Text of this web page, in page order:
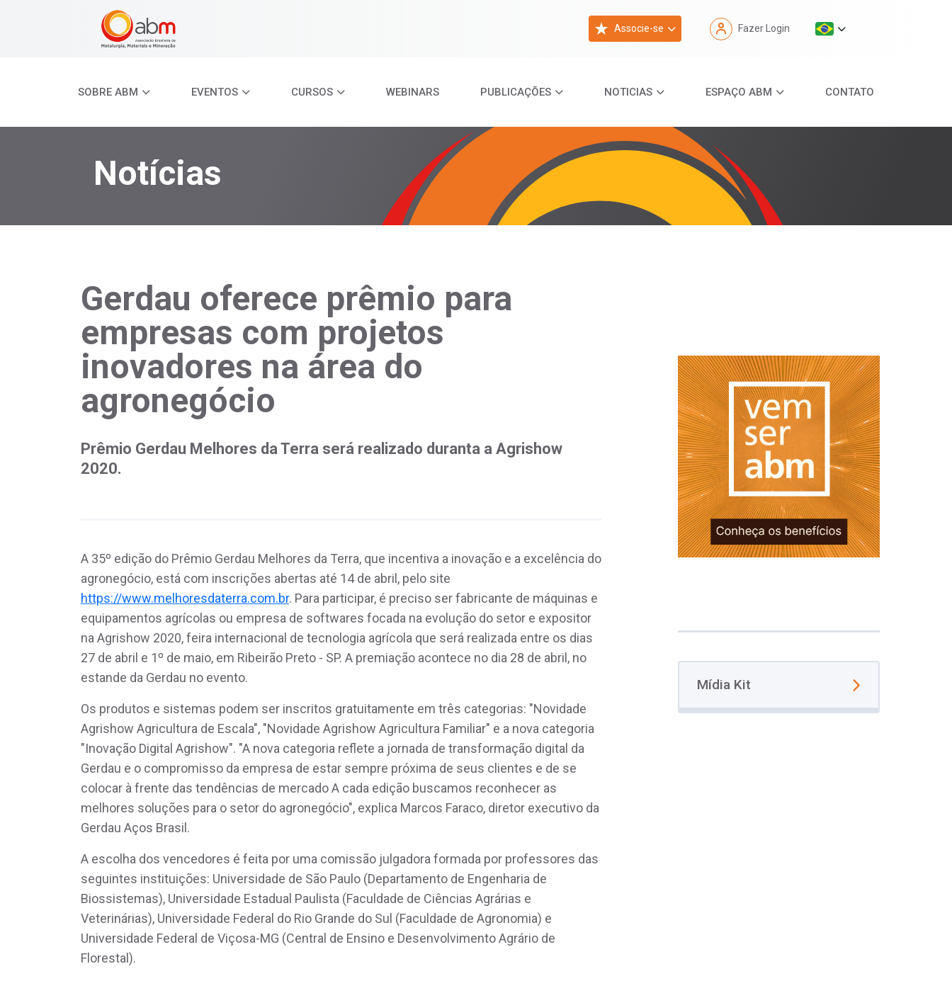
Associe-se Fazer Login
SOBRE ABM EVENTOS CURSOS WEBINARS PUBLICAÇÕES NOTICIAS ESPAÇO ABM CONTATO
Notícias
Gerdau oferece prêmio para
empresas com projetos
inovadores na área do
agronegócio
Prêmio Gerdau Melhores da Terra será realizado duranta a Agrishow
2020.
A 35º edição do Prêmio Gerdau Melhores da Terra, que incentiva a inovação e a excelência do
agronegócio, está com inscrições abertas até 14 de abril, pelo site
https://www.melhoresdaterra.com.br. Para participar, é preciso ser fabricante de máquinas e
equipamentos agrícolas ou empresa de softwares focada na evolução do setor e expositor
na Agrishow 2020, feira internacional de tecnologia agrícola que será realizada entre os dias
27 de abril e 1º de maio, em Ribeirão Preto - SP. A premiação acontece no dia 28 de abril, no
estande da Gerdau no evento.
Os produtos e sistemas podem ser inscritos gratuitamente em três categorias: "Novidade
Agrishow Agricultura de Escala", "Novidade Agrishow Agricultura Familiar" e a nova categoria
"Inovação Digital Agrishow". "A nova categoria reflete a jornada de transformação digital da
Gerdau e o compromisso da empresa de estar sempre próxima de seus clientes e de se
colocar à frente das tendências de mercado A cada edição buscamos reconhecer as
melhores soluções para o setor do agronegócio", explica Marcos Faraco, diretor executivo da
Gerdau Aços Brasil.
A escolha dos vencedores é feita por uma comissão julgadora formada por professores das
seguintes instituições: Universidade de São Paulo (Departamento de Engenharia de
Biossistemas), Universidade Estadual Paulista (Faculdade de Ciências Agrárias e
Veterinárias), Universidade Federal do Rio Grande do Sul (Faculdade de Agronomia) e
Universidade Federal de Viçosa-MG (Central de Ensino e Desenvolvimento Agrário de
Florestal).
Mídia Kit